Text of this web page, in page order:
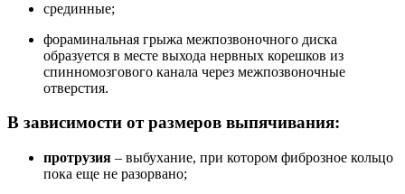
срединные;
фораминальная грыжа межпозвоночного диска
образуется в месте выхода нервных корешков из
спинномозгового канала через межпозвоночные
отверстия.
В зависимости от размеров выпячивания:
протрузия – выбухание, при котором фиброзное кольцо
пока еще не разорвано;